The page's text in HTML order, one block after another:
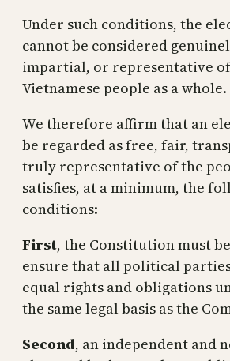
Under such conditions, the
cannot be considered
impartial, or representative
Vietnamese people as a whole.
We therefore affirm that an
be regarded as free, fair,
truly representative of the
satisfies, at a minimum, the
conditions:
First, the Constitution must
ensure that all political
equal rights and obligations
the same legal basis as the
Second, an independent and